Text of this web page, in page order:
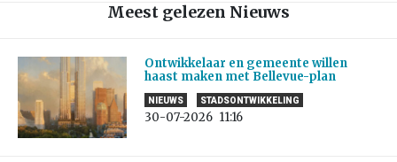
Meest gelezen Nieuws
Ontwikkelaar en gemeente willen
haast maken met Bellevue-plan
NIEUWS STADSONTWIKKELING
30-07-2026 11:16